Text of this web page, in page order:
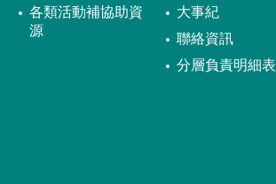
各類活動補協助資
源
大事紀
聯絡資訊
分層負責明細表